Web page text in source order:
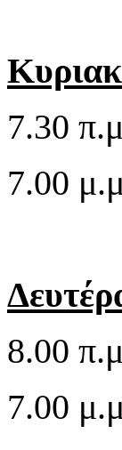
7.30
7.00
8.00
7.00